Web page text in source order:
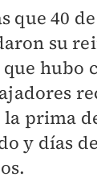
que 40
su
hubo
la prima
y días